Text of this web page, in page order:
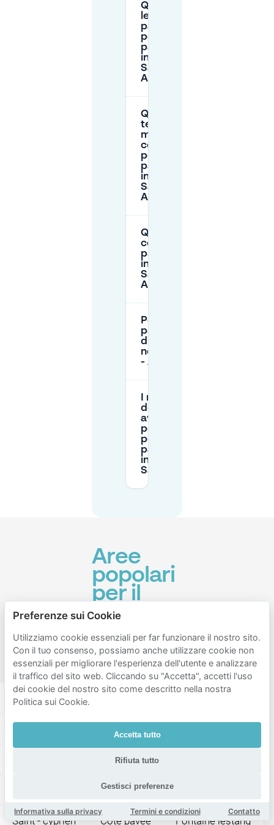
Quali sono
le ore di
pagamento
per il
parcheggio
in strada a
Saint -
Agne?
Qual è il
tempo
massimo
consentito
per il
parcheggio
in strada a
Saint -
Agne?
Quanto
costa il
parcheggio
in strada a
Saint -
Agne?
Posso
parcheggiare
durante la
notte a Saint
- Agne?
I residenti
devono
avere un
permesso
per
parcheggiare
in strada a
Saint - Agne?
Aree
popolari
per il
parcheggio
vicino a
Saint -
Agne
Empalot Saint - michel
Pont des demoiselles
Carmes
Fer à cheval
Saint - cyprien Côte pavée Fontaine lestang
Preferenze sui Cookie
Utilizziamo cookie essenziali per far funzionare il nostro sito.
Con il tuo consenso, possiamo anche utilizzare cookie non
essenziali per migliorare l'esperienza dell'utente e analizzare
il traffico del sito web. Cliccando su "Accetta", accetti l'uso
dei cookie del nostro sito come descritto nella nostra
Politica sui Cookie.
Accetta tutto
Rifiuta tutto
Gestisci preferenze
Informativa sulla privacy Termini e condizioni Contatto